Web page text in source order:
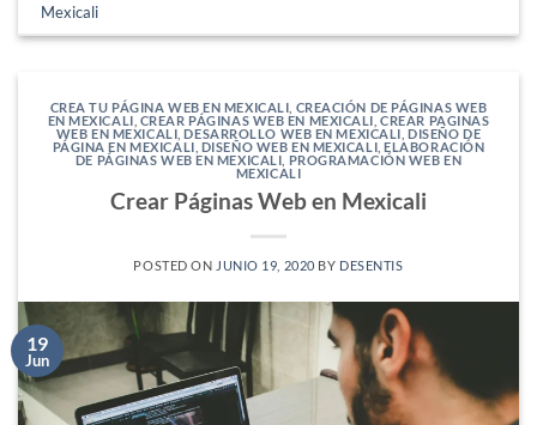
Mexicali
CREA TU PÁGINA WEB EN MEXICALI CREACIÓN DE PÁGINAS WEB
EN MEXICALI CREAR PÁGINAS WEB EN MEXICALI ,CREAR PAGINAS
WEB EN MEXICALI ,DESARROLLO WEB EN MEXICALI ,DISEÑO DE
PÁGINA EN MEXICALI DISEÑO WEB EN MEXICALI ,ELABORACIÓN
DE PÁGINAS WEB EN MEXICALI PROGRAMACIÓN WEB EN
MEXICALI
Crear Páginas Web en Mexicali
POSTED ON JUNIO 19, 2020 BY DESENTIS
19
Jun